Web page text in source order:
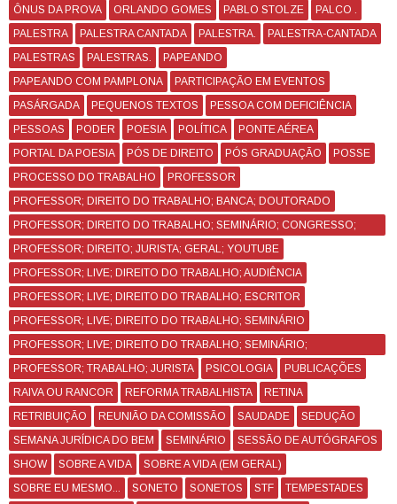
ÔNUS DA PROVA
ORLANDO GOMES PABLO STOLZE
PALCO .
PALESTRA
PALESTRA CANTADA PALESTRA.
PALESTRA-CANTADA
PALESTRAS
PALESTRAS.
PAPEANDO
PAPEANDO COM PAMPLONA
PARTICIPAÇÃO EM EVENTOS
PASÁRGADA
PEQUENOS TEXTOS
PESSOA COM DEFICIÊNCIA
PESSOAS
PODER POESIA POLÍTICA
PONTE AÉREA
PORTAL DA POESIA
PÓS DE DIREITO PÓS GRADUAÇÃO
POSSE
PROCESSO DO TRABALHO
PROFESSOR
PROFESSOR; DIREITO DO TRABALHO; BANCA; DOUTORADO
PROFESSOR; DIREITO DO TRABALHO; SEMINÁRIO; CONGRESSO;
CURSO
PROFESSOR; DIREITO; JURISTA; GERAL; YOUTUBE
PROFESSOR; LIVE; DIREITO DO TRABALHO; AUDIÊNCIA
PROFESSOR; LIVE; DIREITO DO TRABALHO; ESCRITOR
PROFESSOR; LIVE; DIREITO DO TRABALHO; SEMINÁRIO
PROFESSOR; LIVE; DIREITO DO TRABALHO; SEMINÁRIO;
CONGRESSO
PROFESSOR; TRABALHO; JURISTA PSICOLOGIA
PUBLICAÇÕES
RAIVA OU RANCOR
REFORMA TRABALHISTA
RETINA
RETRIBUIÇÃO
REUNIÃO DA COMISSÃO SAUDADE
SEDUÇÃO
SEMANA JURÍDICA DO BEM
SEMINÁRIO
SESSÃO DE AUTÓGRAFOS
SHOW
SOBRE A VIDA
SOBRE A VIDA (EM GERAL)
SOBRE EU MESMO...
SONETO SONETOS STF
TEMPESTADES